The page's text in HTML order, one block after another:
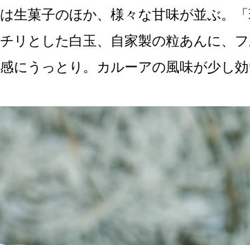
Instagram
菓子のほか、様々な甘味が並ぶ。
リとした白玉、自家製の粒あんに、
にうっとり。カルーアの風味が少し